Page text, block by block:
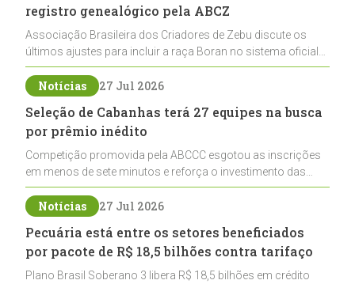
registro genealógico pela ABCZ
Associação Brasileira dos Criadores de Zebu discute os
últimos ajustes para incluir a raça Boran no sistema oficial
de registros, abrindo caminho para sua expansão na
pecuária nacional
Notícias 27 Jul 2026
Seleção de Cabanhas terá 27 equipes na busca
por prêmio inédito
Competição promovida pela ABCCC esgotou as inscrições
em menos de sete minutos e reforça o investimento das
cabanhas na seleção genética de Cavalos Crioulos voltados
ao laço
Notícias 27 Jul 2026
Pecuária está entre os setores beneficiados
por pacote de R$ 18,5 bilhões contra tarifaço
Plano Brasil Soberano 3 libera R$ 18,5 bilhões em crédito